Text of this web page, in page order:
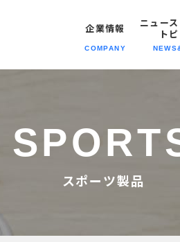
企業情報
COMPANY
営理念
イバシーポリシー
ニュー
ト
業情報
スポーツ製品
の取り組み
種紹介
スポーツ製品